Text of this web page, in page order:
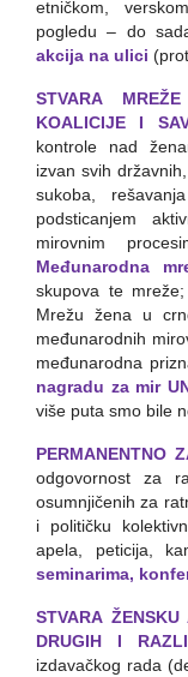
etničkom,
pogledu – do
akcija na ulici
STVARA
KOALICIJE I
kontrole nad
izvan svih
sukoba,
podsticanjem
mirovnim
Međunarodna
skupova te
Mrežu žena u
međunarodnih
međunarodna
nagradu za mir
više puta smo bile
PERMANENTNO
odgovornost za
osumnjičenih za
i političku
apela, peticija,
seminarima,
STVARA ŽENSKU
DRUGIH I
izdavačkog rada